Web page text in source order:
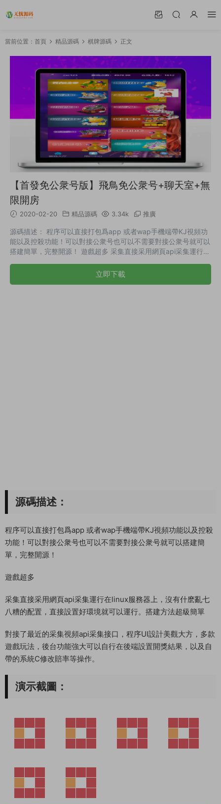
當前位置： 首頁 精品源碼 棋牌源碼 正文
【首發免公衆号版】飛鳥免公衆号+聊天室+無
限開房
2020-02-20 精品源碼 3.34k 推廣
源碼描述： 程序可以直接打包爲app 或者wap手機端帶KJ視頻功
能以及控殺功能！可以對接公衆号也可以不需要對接公衆号就可以
搭建簡單，完整開源！ 遊戲超多 采集直接采用網頁api采集運行在
運行。搭建方法超級簡單 對接了最近的采集視頻api采集接口，程
序UI設計美觀大方，多款遊戲玩法，後台功能強大可以自行在後端
立即下載
源碼描述：
程序可以直接打包爲app 或者wap手機端帶KJ視頻功能以及控殺
功能！可以對接公衆号也可以不需要對接公衆号就可以搭建簡
單，完整開源！
遊戲超多
采集直接采用網頁api采集運行在linux服務器上，沒有什麽亂七
八糟的配置，直接設置好環境就可以運行。搭建方法超級簡單
對接了最近的采集視頻api采集接口，程序UI設計美觀大方，多款
遊戲玩法，後台功能強大可以自行在後端設置開獎結果，以及自
帶的系統C修改賠率等操作。
演示截圖：